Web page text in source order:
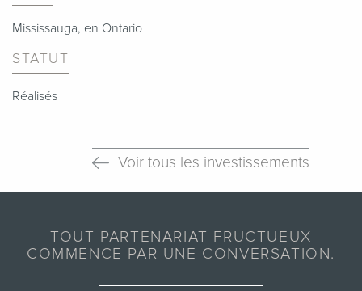
Mississauga, en Ontario
STATUT
Réalisés
Voir tous les investissements
TOUT PARTENARIAT FRUCTUEUX
COMMENCE PAR UNE CONVERSATION.